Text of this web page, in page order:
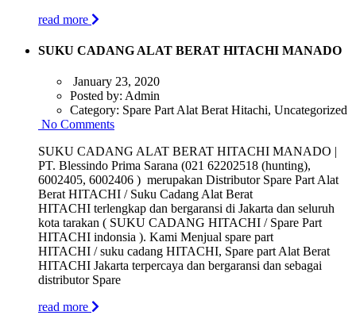
read more
SUKU CADANG ALAT BERAT HITACHI MANADO
January 23, 2020
Posted by: Admin
Category: Spare Part Alat Berat Hitachi, Uncategorized
No Comments
SUKU CADANG ALAT BERAT HITACHI MANADO |
PT. Blessindo Prima Sarana (021 62202518 (hunting),
6002405, 6002406 ) merupakan Distributor Spare Part Alat
Berat HITACHI / Suku Cadang Alat Berat
HITACHI terlengkap dan bergaransi di Jakarta dan seluruh
kota tarakan ( SUKU CADANG HITACHI / Spare Part
HITACHI indonsia ). Kami Menjual spare part
HITACHI / suku cadang HITACHI, Spare part Alat Berat
HITACHI Jakarta terpercaya dan bergaransi dan sebagai
distributor Spare
read more